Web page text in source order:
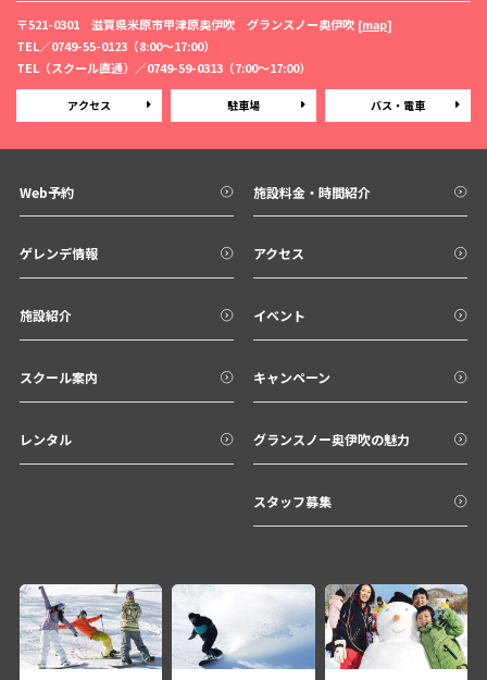
〒521-0301 滋賀県米原市甲津原奥伊吹 グランスノー奥伊吹 [map]
TEL／0749-55-0123 （8:00〜17:00）
TEL（スクール直通）／0749-59-0313 （7:00〜17:00）
アクセス 駐車場 バス・電車
Web予約
ゲレンデ情報
施設紹介
スクール案内
レンタル
施設料金・時間紹介
アクセス
イベント
キャンペーン
グランスノー奥伊吹の魅力
スタッフ募集